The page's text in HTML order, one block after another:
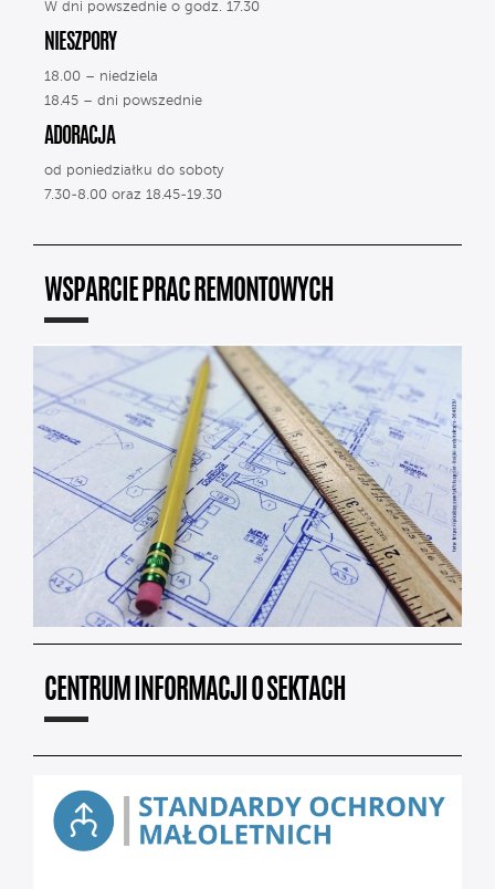
W dni powszednie o godz. 17.30
NIESZPORY
18.00 – niedziela
18.45 – dni powszednie
ADORACJA
od poniedziałku do soboty
7.30-8.00 oraz 18.45-19.30
WSPARCIE PRAC REMONTOWYCH
CENTRUM INFORMACJI O SEKTACH